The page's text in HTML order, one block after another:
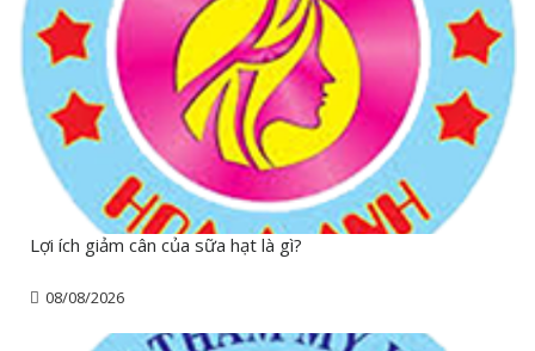
Lợi ích giảm cân của sữa hạt là gì?
08/08/2026